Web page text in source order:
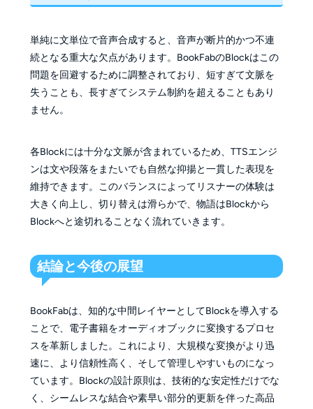
単純に文単位で音声合成すると、音声が断片的かつ不連
続となる重大な欠点があります。BookFabのBlockはこの
問題を回避するために調整されており、短すぎて文脈を
失うことも、長すぎてシステム制約を超えることもあり
ません。
各Blockには十分な文脈が含まれているため、TTSエンジ
ンは文や段落をまたいでも自然な抑揚と一貫した表現を
維持できます。このバランスによってリスナーの体験は
大きく向上し、切り替えは滑らかで、物語はBlockから
Blockへと途切れることなく流れていきます。
結論と今後の展望
BookFabは、知的な中間レイヤーとしてBlockを導入する
ことで、電子書籍をオーディオブックに変換するプロセ
スを革新しました。これにより、大規模な変換がより迅
速に、より信頼性高く、そして管理しやすいものになっ
ています。Blockの設計原則は、技術的な安定性だけでな
く、シームレスな結合や素早い部分的更新を伴った高品